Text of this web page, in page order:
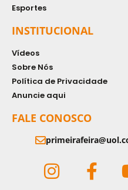
Esportes
INSTITUCIONAL
Vídeos
Sobre Nós
Política de Privacidade
Anuncie aqui
FALE CONOSCO